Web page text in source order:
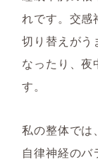
れです。交感
切り替えがう
なったり、夜
す。
私の整体では
自律神経のバ